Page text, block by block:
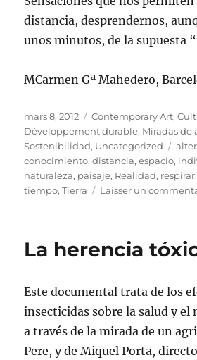
distancia, desprendernos,
unos minutos, de la supuesta
MCarmen Gª Mahedero,
Publié
le
mars 8, 2012 Catégories
Contemporary Art,
Développement durable, Miradas de
Sostenibilidad, Uncategorized
conocimiento,distancia,espacio,
naturaleza, paisaje, Realidad, respirar
tiempo,Tierra Laisser un
La herencia
Este documental trata de los
insecticidas sobre la salud y el
a través de la mirada de un
Pere, y de Miquel Porta,